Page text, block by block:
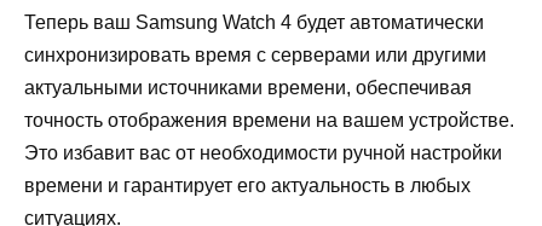
Теперь ваш Samsung Watch 4 будет автоматически
синхронизировать время с серверами или другими
актуальными источниками времени, обеспечивая
точность отображения времени на вашем устройстве.
Это избавит вас от необходимости ручной настройки
времени и гарантирует его актуальность в любых
ситуациях.